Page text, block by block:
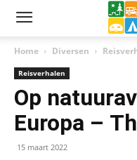
Home Diversen
Reisverhalen
Op
Europa –
15 maart 2022